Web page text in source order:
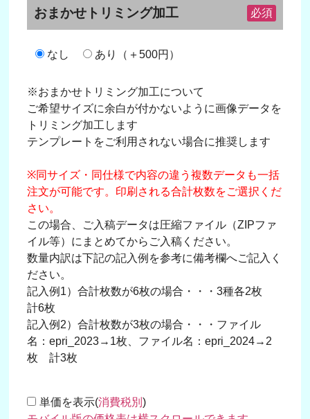
おまかせトリミング加工 必須
なし あり（＋500円）
※おまかせトリミング加工について
ご希望サイズに余白が付かないように画像データを
トリミング加工します
テンプレートをご利用されない場合に推奨します
※同サイズ・同仕様で内容の違う複数データも一括
注文が可能です。印刷される合計枚数をご選択くだ
さい。
この場合、ご入稿データは圧縮ファイル（ZIPファ
イル等）にまとめてからご入稿ください。
数量内訳は下記の記入例を参考に備考欄へご記入く
ださい。
記入例1）合計枚数が6枚の場合・・・3種各2枚
計6枚
記入例2）合計枚数が3枚の場合・・・ファイル
名：epri_2023→1枚、ファイル名：epri_2024→2
枚 計3枚
単価を表示(消費税別)